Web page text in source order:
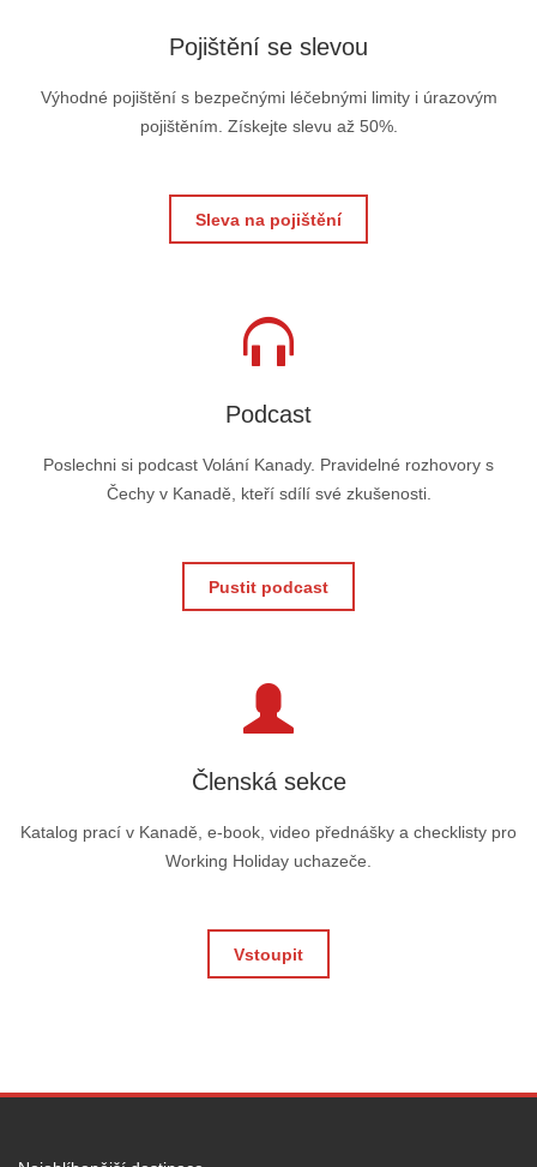
Pojištění se slevou
Výhodné pojištění s bezpečnými léčebnými limity i úrazovým
pojištěním. Získejte slevu až 50%.
Sleva na pojištění
Podcast
Poslechni si podcast Volání Kanady. Pravidelné rozhovory s
Čechy v Kanadě, kteří sdílí své zkušenosti.
Pustit podcast
Členská sekce
Katalog prací v Kanadě, e-book, video přednášky a checklisty pro
Working Holiday uchazeče.
Vstoupit